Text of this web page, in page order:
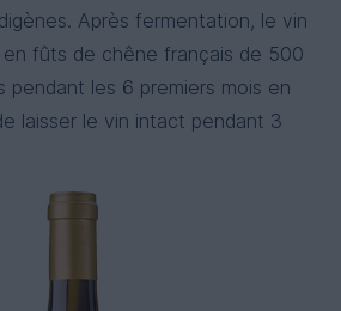
Après fermentation, le vin
fûts de chêne français de 500
pendant les 6 premiers mois en
laisser le vin intact pendant 3